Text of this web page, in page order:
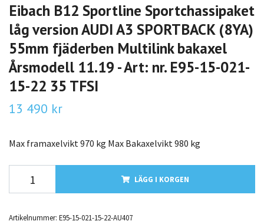
Eibach B12 Sportline Sportchassipaket
låg version AUDI A3 SPORTBACK (8YA)
55mm fjäderben Multilink bakaxel
Årsmodell 11.19 - Art: nr. E95-15-021-
15-22 35 TFSI
13 490 kr
Max framaxelvikt 970 kg Max Bakaxelvikt 980 kg
LÄGG I KORGEN
Artikelnummer: E95-15-021-15-22-AU407